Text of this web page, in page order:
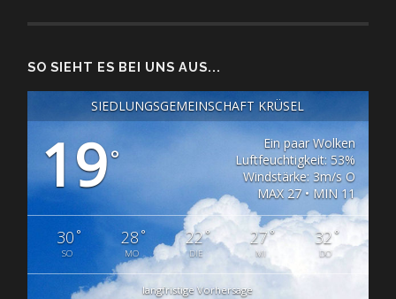
SO SIEHT ES BEI UNS AUS...
SIEDLUNGSGEMEINSCHAFT KRÜSEL
19°
Ein paar Wolken
Luftfeuchtigkeit: 53%
Windstärke: 3m/s O
MAX 27 • MIN 11
30°
SO
28°
MO
22°
DIE
27°
MI
32 °
DO
langfristige Vorhersage